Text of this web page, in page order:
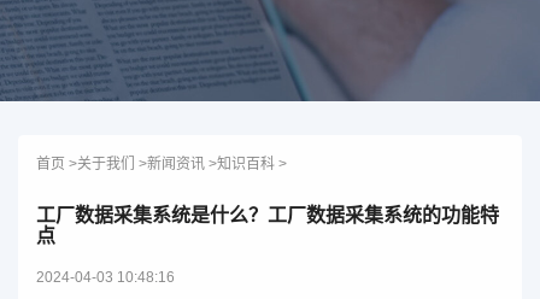
首页 >关于我们 >新闻资讯 >知识百科 >
工厂数据采集系统是什么？工厂数据采集系统的功能特
点
2024-04-03 10:48:16